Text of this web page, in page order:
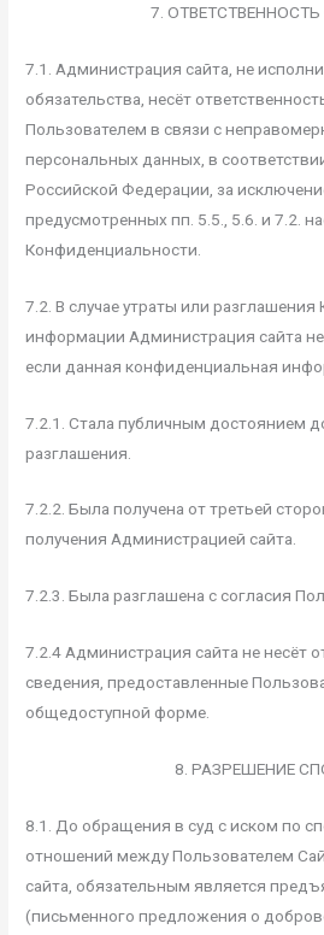
7.
7.1. Администрация сайта, не
обязательства, несёт
Пользователем в связи с
персональных данных, в
Российской Федерации, за
предусмотренных пп. 5.5., 5.6. и 7.2.
Конфиденциальности.
7.2. В случае утраты или
информации Администрация сайта не
если данная конфиденциальная
7.2.1. Стала публичным достоянием
разглашения.
7.2.2. Была получена от третьей
получения Администрацией сайта.
7.2.3. Была разглашена с согласия
7.2.4 Администрация сайта не несёт
сведения, предоставленные
общедоступной форме.
8. РАЗРЕШЕНИЕ
8.1. До обращения в суд с иском по
отношений между Пользователем
сайта, обязательным является
(письменного предложения о